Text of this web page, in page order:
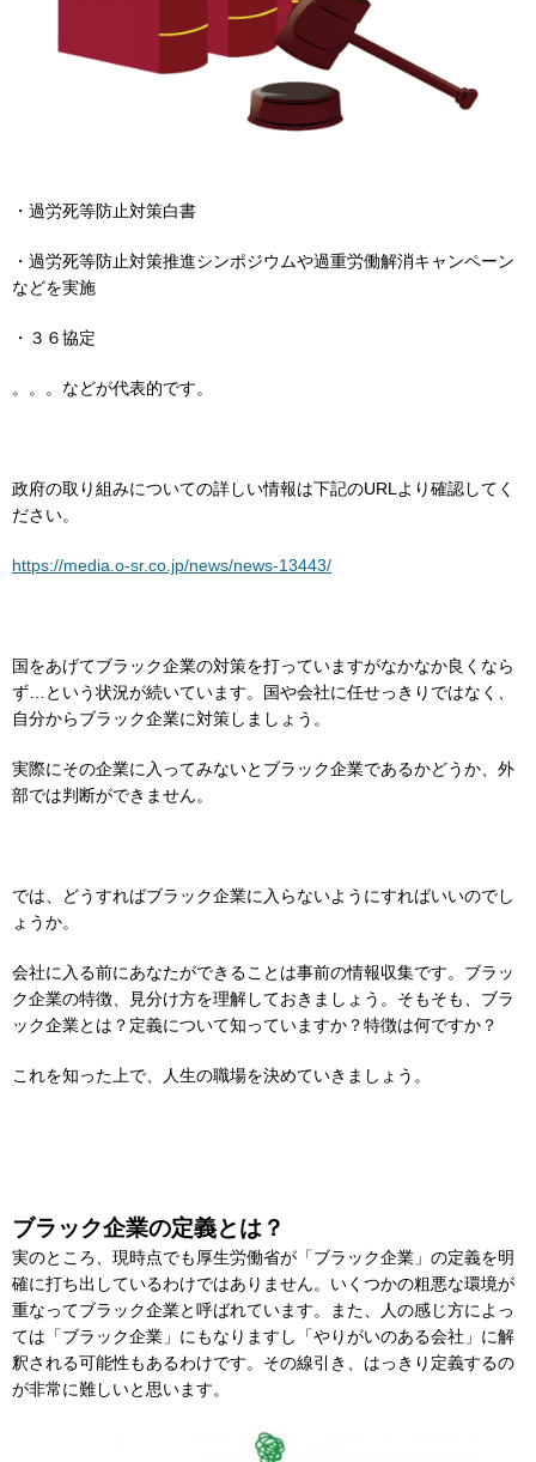
・過労死等防止対策白書
・過労死等防止対策推進シンポジウムや過重労働解消キャンペーン
などを実施
・３６協定
。。。などが代表的です。
政府の取り組みについての詳しい情報は下記のURLより確認してく
ださい。
https://media.o-sr.co.jp/news/news-13443/
国をあげてブラック企業の対策を打っていますがなかなか良くなら
ず…という状況が続いています。国や会社に任せっきりではなく、
自分からブラック企業に対策しましょう。
実際にその企業に入ってみないとブラック企業であるかどうか、外
部では判断ができません。
では、どうすればブラック企業に入らないようにすればいいのでし
ょうか。
会社に入る前にあなたができることは事前の情報収集です。ブラッ
ク企業の特徴、見分け方を理解しておきましょう。そもそも、ブラ
ック企業とは？定義について知っていますか？特徴は何ですか？
これを知った上で、人生の職場を決めていきましょう。
ブラック企業の定義とは？
実のところ、現時点でも厚生労働省が「ブラック企業」の定義を明
確に打ち出しているわけではありません。いくつかの粗悪な環境が
重なってブラック企業と呼ばれています。また、人の感じ方によっ
ては「ブラック企業」にもなりますし「やりがいのある会社」に解
釈される可能性もあるわけです。その線引き、はっきり定義するの
が非常に難しいと思います。